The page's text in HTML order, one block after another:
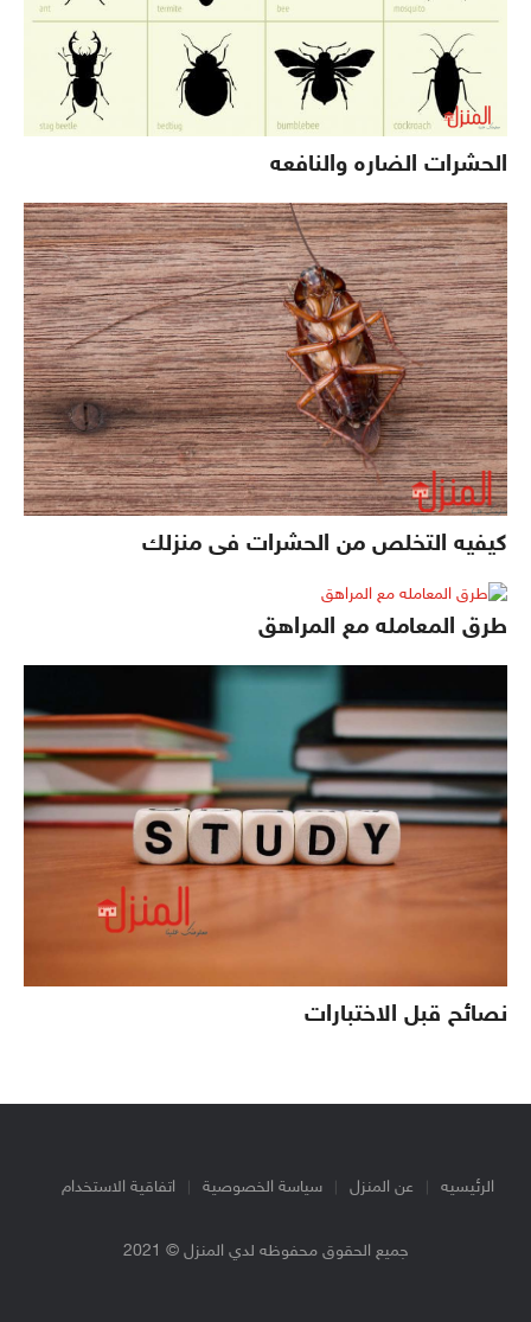
الحشرات الضاره والنافعه
كيفيه التخلص من الحشرات فى منزلك
طرق المعامله مع المراهق
نصائح قبل الاختبارات
الرئيسيه عن المنزل سياسة الخصوصية اتفاقية الاستخدام
جميع الحقوق محفوظه لدي المنزل © 2021